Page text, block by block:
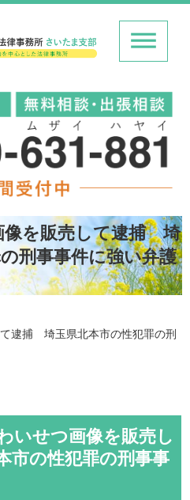
像を販売して逮捕 埼
刑事事件に強い弁護
逮捕 埼玉県北本市の性犯罪の刑
いせつ画像を販売し
の性犯罪の刑事事